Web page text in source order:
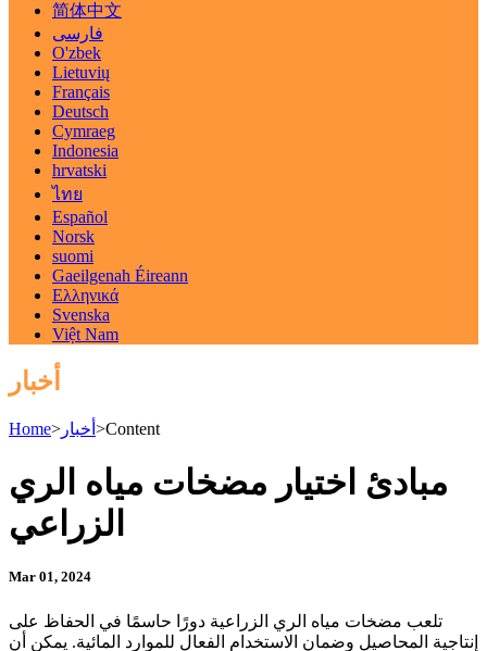
简体中文
فارسی
O'zbek
Lietuvių
Français
Deutsch
Cymraeg
Indonesia
hrvatski
ไทย
Español
Norsk
suomi
Gaeilgenah Éireann
Ελληνικά
Svenska
Việt Nam
أخبار
Home> أخبار >Content
مبادئ اختيار مضخات مياه الري
الزراعي
Mar 01, 2024
تلعب مضخات مياه الري الزراعية دورًا حاسمًا في الحفاظ على
إنتاجية المحاصيل وضمان الاستخدام الفعال للموارد المائية. يمكن أن